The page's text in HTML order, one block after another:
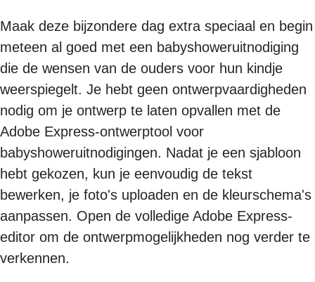
Maak deze bijzondere dag extra speciaal en begin
meteen al goed met een babyshoweruitnodiging
die de wensen van de ouders voor hun kindje
weerspiegelt. Je hebt geen ontwerpvaardigheden
nodig om je ontwerp te laten opvallen met de
Adobe Express-ontwerptool voor
babyshoweruitnodigingen. Nadat je een sjabloon
hebt gekozen, kun je eenvoudig de tekst
bewerken, je foto's uploaden en de kleurschema's
aanpassen. Open de volledige Adobe Express-
editor om de ontwerpmogelijkheden nog verder te
verkennen.